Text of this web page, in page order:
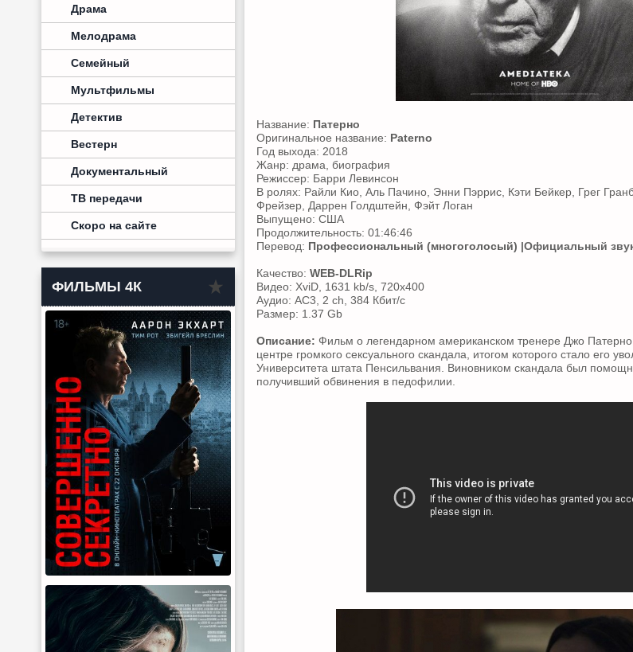
Драма
Мелодрама
Семейный
Мультфильмы
Детектив
Вестерн
Документальный
ТВ передачи
Скоро на сайте
ФИЛЬМЫ 4К
Название: Патерно
Оригинальное название: Paterno
Год выхода: 2018
Жанр: драма, биография
Режиссер: Барри Левинсон
В ролях: Райли Кио, Аль Пачино, Энни Пэррис, Кэти Бейкер, Грег
Фрейзер, Даррен Голдштейн, Фэйт Логан
Выпущено: США
Продолжительность: 01:46:46
Перевод: Профессиональный (многоголосый) |Официальный
Качество: WEB-DLRip
Видео: XviD, 1631 kb/s, 720x400
Аудио: AC3, 2 ch, 384 Кбит/с
Размер: 1.37 Gb
Описание: Фильм о легендарном американском тренере Джо
центре громкого сексуального скандала, итогом которого стало его
Университета штата Пенсильвания. Виновником скандала был
получивший обвинения в педофилии.